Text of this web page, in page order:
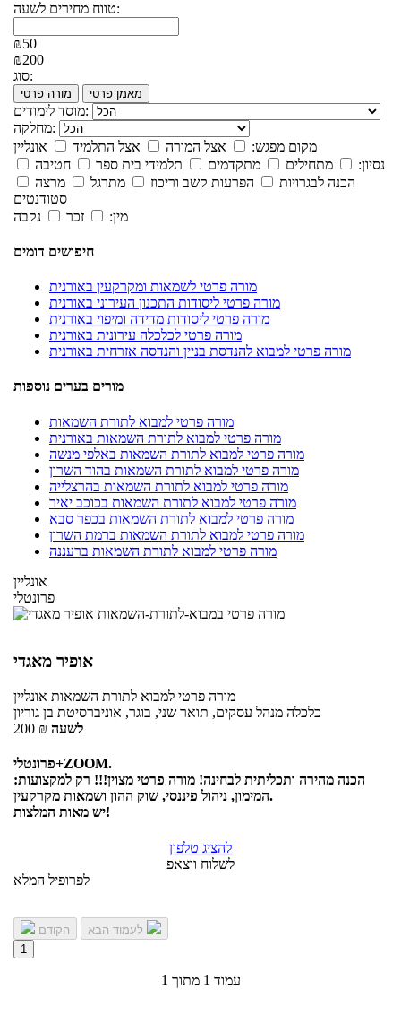
טווח מחירים לשעה:
₪50
₪200
סוג:
מורה פרטי מאמן פרטי
מוסד לימודים:
מחלקה:
מקום מפגש:
אצל המורה אצל התלמיד
אונליין
נסיון:
מתחילים מתקדמים תלמידי בית ספר
חטיבה
הכנה לבגרויות
הפרעות קשב וריכוז מתרגל
מרצה
סטודנטים
מין:
זכר נקבה
חיפושים דומים
מורה פרטי לשמאות ומקרקעין באורנית
מורה פרטי ליסודות התכנון העירוני באורנית
מורה פרטי ליסודות מדידה ומיפוי באורנית
מורה פרטי לכלכלה עירונית באורנית
מורה פרטי למבוא להנדסת בניין והנדסה אזרחית באורנית
מורים בערים נוספות
מורה פרטי למבוא לתורת השמאות
מורה פרטי למבוא לתורת השמאות באורנית
מורה פרטי למבוא לתורת השמאות באלפי מנשה
מורה פרטי למבוא לתורת השמאות בהוד השרון
מורה פרטי למבוא לתורת השמאות בהרצלייה
מורה פרטי למבוא לתורת השמאות בכוכב יאיר
מורה פרטי למבוא לתורת השמאות בכפר סבא
מורה פרטי למבוא לתורת השמאות ברמת השרון
מורה פרטי למבוא לתורת השמאות ברעננה
אונליין
פרונטלי
אופיר מאגדי
מורה פרטי למבוא לתורת השמאות אונליין
כלכלה מנהל עסקים, תואר שני, בוגר, אוניברסיטת בן גוריון
200 ₪ לשעה
פרונטלי+ZOOM.
הכנה מהירה ותכליתית לבחינה! מורה פרטי מצוין!!! רק למקצועות:
המימון, ניהול פיננסי, שוק ההון ושמאות מקרקעין.
יש מאות המלצות!
להציג טלפון
לשלוח ווצאפ
לפרופיל המלא
הקודם
1
עמוד 1 מתוך 1